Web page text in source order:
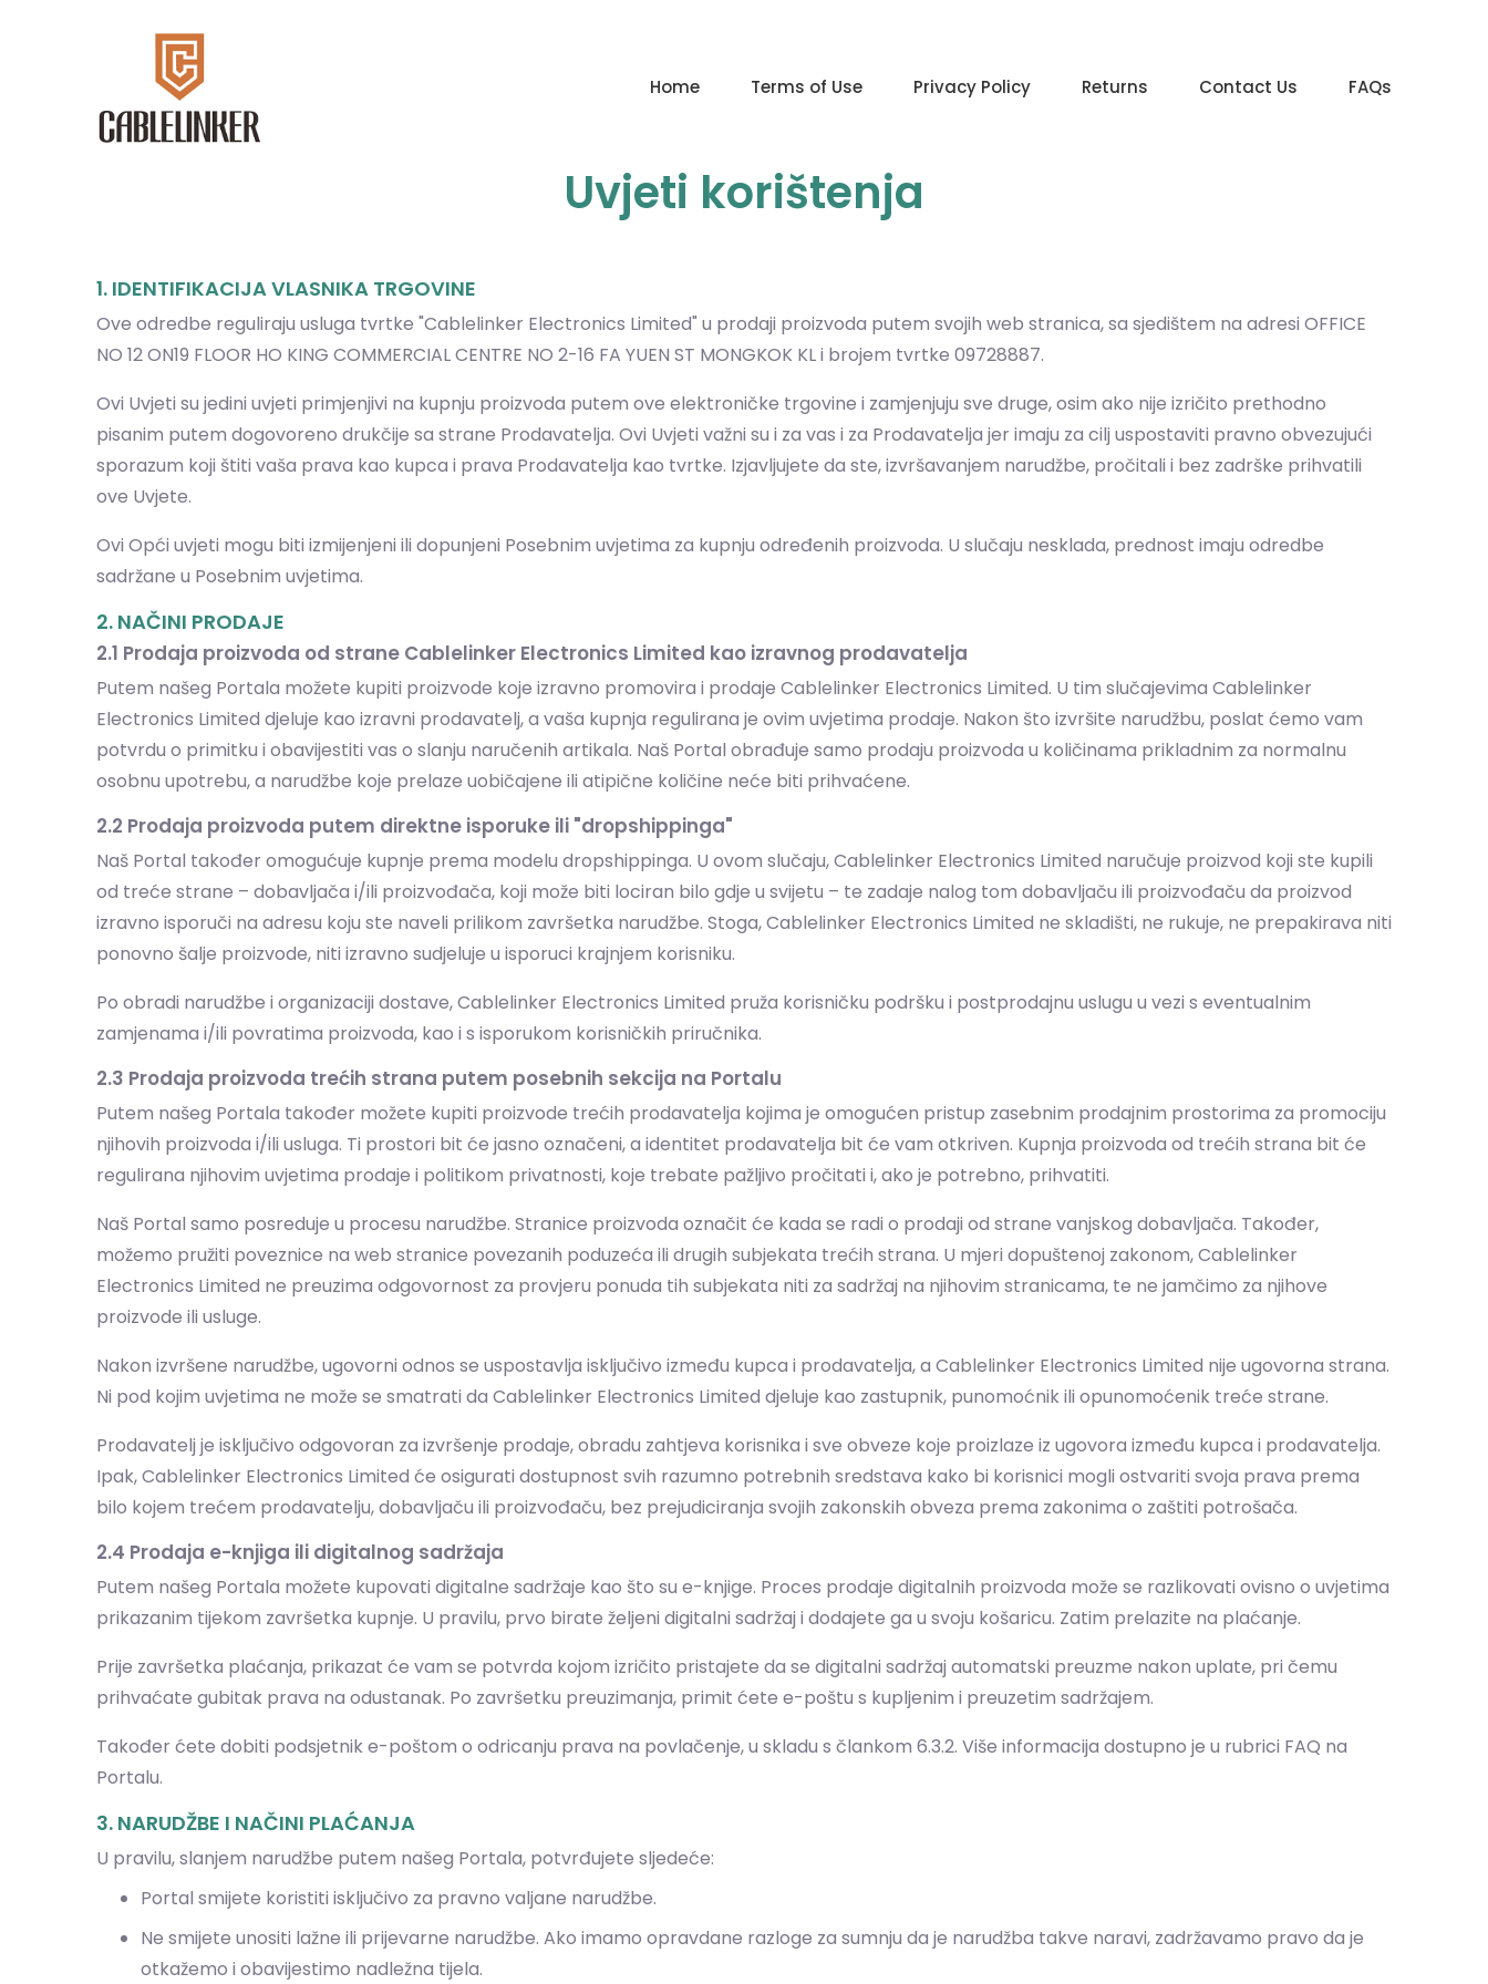
Home Terms of Use Privacy Policy Returns Contact Us FAQs
Uvjeti korištenja
1. IDENTIFIKACIJA VLASNIKA TRGOVINE
Ove odredbe reguliraju usluga tvrtke "Cablelinker Electronics Limited" u prodaji proizvoda putem svojih web stranica, sa sjedištem na adresi OFFICE
NO 12 ON19 FLOOR HO KING COMMERCIAL CENTRE NO 2-16 FA YUEN ST MONGKOK KL i brojem tvrtke 09728887.
Ovi Uvjeti su jedini uvjeti primjenjivi na kupnju proizvoda putem ove elektroničke trgovine i zamjenjuju sve druge, osim ako nije izričito prethodno
pisanim putem dogovoreno drukčije sa strane Prodavatelja. Ovi Uvjeti važni su i za vas i za Prodavatelja jer imaju za cilj uspostaviti pravno obvezujući
sporazum koji štiti vaša prava kao kupca i prava Prodavatelja kao tvrtke. Izjavljujete da ste, izvršavanjem narudžbe, pročitali i bez zadrške prihvatili
ove Uvjete.
Ovi Opći uvjeti mogu biti izmijenjeni ili dopunjeni Posebnim uvjetima za kupnju određenih proizvoda. U slučaju nesklada, prednost imaju odredbe
sadržane u Posebnim uvjetima.
2. NAČINI PRODAJE
2.1 Prodaja proizvoda od strane Cablelinker Electronics Limited kao izravnog prodavatelja
Putem našeg Portala možete kupiti proizvode koje izravno promovira i prodaje Cablelinker Electronics Limited. U tim slučajevima Cablelinker
Electronics Limited djeluje kao izravni prodavatelj, a vaša kupnja regulirana je ovim uvjetima prodaje. Nakon što izvršite narudžbu, poslat ćemo vam
potvrdu o primitku i obavijestiti vas o slanju naručenih artikala. Naš Portal obrađuje samo prodaju proizvoda u količinama prikladnim za normalnu
osobnu upotrebu, a narudžbe koje prelaze uobičajene ili atipične količine neće biti prihvaćene.
2.2 Prodaja proizvoda putem direktne isporuke ili "dropshippinga"
Naš Portal također omogućuje kupnje prema modelu dropshippinga. U ovom slučaju, Cablelinker Electronics Limited naručuje proizvod koji ste kupili
od treće strane – dobavljača i/ili proizvođača, koji može biti lociran bilo gdje u svijetu – te zadaje nalog tom dobavljaču ili proizvođaču da proizvod
izravno isporuči na adresu koju ste naveli prilikom završetka narudžbe. Stoga, Cablelinker Electronics Limited ne skladišti, ne rukuje, ne prepakirava niti
ponovno šalje proizvode, niti izravno sudjeluje u isporuci krajnjem korisniku.
Po obradi narudžbe i organizaciji dostave, Cablelinker Electronics Limited pruža korisničku podršku i postprodajnu uslugu u vezi s eventualnim
zamjenama i/ili povratima proizvoda, kao i s isporukom korisničkih priručnika.
2.3 Prodaja proizvoda trećih strana putem posebnih sekcija na Portalu
Putem našeg Portala također možete kupiti proizvode trećih prodavatelja kojima je omogućen pristup zasebnim prodajnim prostorima za promociju
njihovih proizvoda i/ili usluga. Ti prostori bit će jasno označeni, a identitet prodavatelja bit će vam otkriven. Kupnja proizvoda od trećih strana bit će
regulirana njihovim uvjetima prodaje i politikom privatnosti, koje trebate pažljivo pročitati i, ako je potrebno, prihvatiti.
Naš Portal samo posreduje u procesu narudžbe. Stranice proizvoda označit će kada se radi o prodaji od strane vanjskog dobavljača. Također,
možemo pružiti poveznice na web stranice povezanih poduzeća ili drugih subjekata trećih strana. U mjeri dopuštenoj zakonom, Cablelinker
Electronics Limited ne preuzima odgovornost za provjeru ponuda tih subjekata niti za sadržaj na njihovim stranicama, te ne jamčimo za njihove
proizvode ili usluge.
Nakon izvršene narudžbe, ugovorni odnos se uspostavlja isključivo između kupca i prodavatelja, a Cablelinker Electronics Limited nije ugovorna strana.
Ni pod kojim uvjetima ne može se smatrati da Cablelinker Electronics Limited djeluje kao zastupnik, punomoćnik ili opunomoćenik treće strane.
Prodavatelj je isključivo odgovoran za izvršenje prodaje, obradu zahtjeva korisnika i sve obveze koje proizlaze iz ugovora između kupca i prodavatelja.
Ipak, Cablelinker Electronics Limited će osigurati dostupnost svih razumno potrebnih sredstava kako bi korisnici mogli ostvariti svoja prava prema
bilo kojem trećem prodavatelju, dobavljaču ili proizvođaču, bez prejudiciranja svojih zakonskih obveza prema zakonima o zaštiti potrošača.
2.4 Prodaja e-knjiga ili digitalnog sadržaja
Putem našeg Portala možete kupovati digitalne sadržaje kao što su e-knjige. Proces prodaje digitalnih proizvoda može se razlikovati ovisno o uvjetima
prikazanim tijekom završetka kupnje. U pravilu, prvo birate željeni digitalni sadržaj i dodajete ga u svoju košaricu. Zatim prelazite na plaćanje.
Prije završetka plaćanja, prikazat će vam se potvrda kojom izričito pristajete da se digitalni sadržaj automatski preuzme nakon uplate, pri čemu
prihvaćate gubitak prava na odustanak. Po završetku preuzimanja, primit ćete e-poštu s kupljenim i preuzetim sadržajem.
Također ćete dobiti podsjetnik e-poštom o odricanju prava na povlačenje, u skladu s člankom 6.3.2. Više informacija dostupno je u rubrici FAQ na
Portalu.
3. NARUDŽBE I NAČINI PLAĆANJA
U pravilu, slanjem narudžbe putem našeg Portala, potvrđujete sljedeće:
Portal smijete koristiti isključivo za pravno valjane narudžbe.
Ne smijete unositi lažne ili prijevarne narudžbe. Ako imamo opravdane razloge za sumnju da je narudžba takve naravi, zadržavamo pravo da je
otkažemo i obavijestimo nadležna tijela.